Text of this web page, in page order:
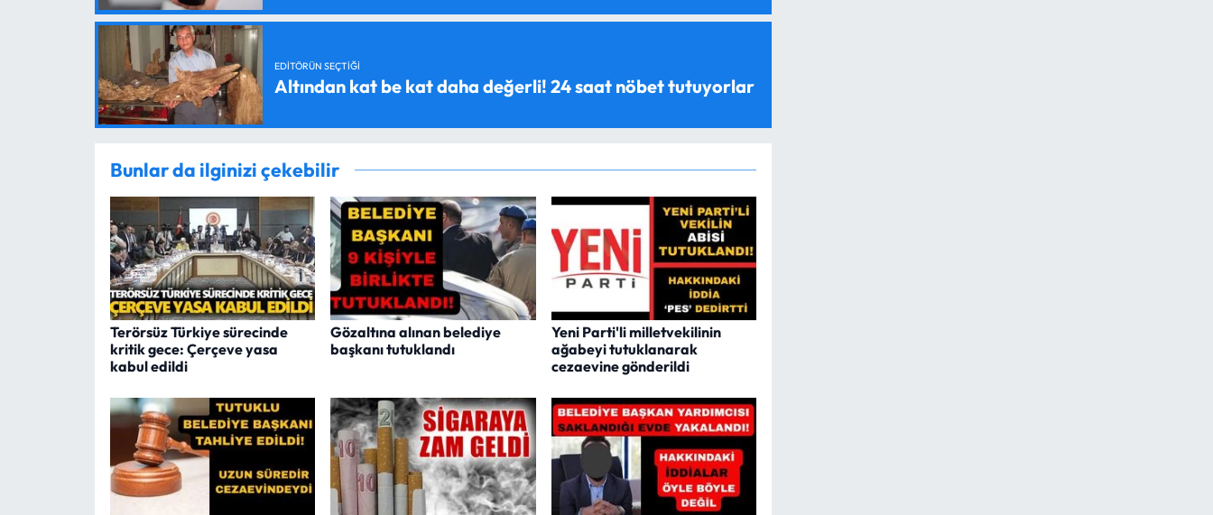
EDITÖRÜN SEÇTIĞI
Altından kat be kat daha değerli! 24 saat nöbet tutuyorlar
Bunlar da ilginizi çekebilir
Terörsüz Türkiye sürecinde
kritik gece: Çerçeve yasa
kabul edildi
Gözaltına alınan belediye
başkanı tutuklandı
Yeni Parti'li milletvekilinin
ağabeyi tutuklanarak
cezaevine gönderildi